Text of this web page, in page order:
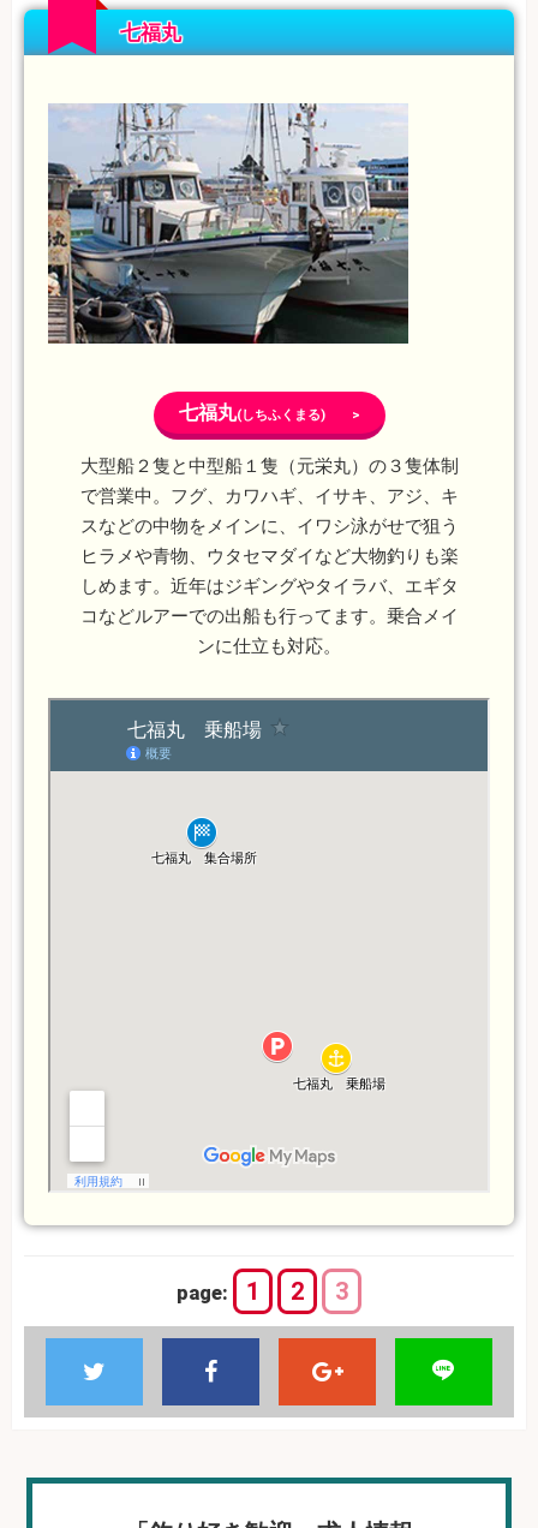
七福丸
七福丸(しちふくまる) >
大型船２隻と中型船１隻（元栄丸）の３隻体制
で営業中。フグ、カワハギ、イサキ、アジ、キ
スなどの中物をメインに、イワシ泳がせで狙う
ヒラメや青物、ウタセマダイなど大物釣りも楽
しめます。近年はジギングやタイラバ、エギタ
コなどルアーでの出船も行ってます。乗合メイ
ンに仕立も対応。
page: 1 2 3